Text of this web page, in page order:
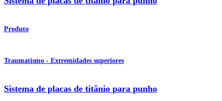
Produto
Traumatismo - Extremidades superiores
Sistema de placas de titânio para punho